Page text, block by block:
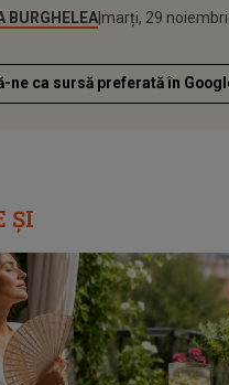
BURGHELEAPublicat:
luni, 29 noiembrie
Actualizat:
marți, 29
ne ca sursă preferată în
ȘI